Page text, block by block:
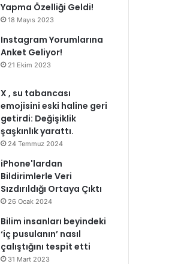
Yapma Özelliği Geldi!
18 Mayıs 2023
Instagram Yorumlarına
Anket Geliyor!
21 Ekim 2023
X , su tabancası
emojisini eski haline geri
getirdi: Değişiklik
şaşkınlık yarattı.
24 Temmuz 2024
iPhone'lardan
Bildirimlerle Veri
Sızdırıldığı Ortaya Çıktı
26 Ocak 2024
Bilim insanları beyindeki
‘iç pusulanın’ nasıl
çalıştığını tespit etti
31 Mart 2023